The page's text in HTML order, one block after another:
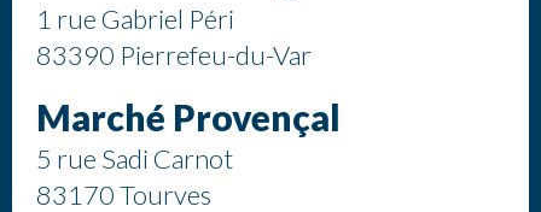
1 rue Gabriel Péri
83390 Pierrefeu-du-Var
Marché Provençal
5 rue Sadi Carnot
83170 Tourves